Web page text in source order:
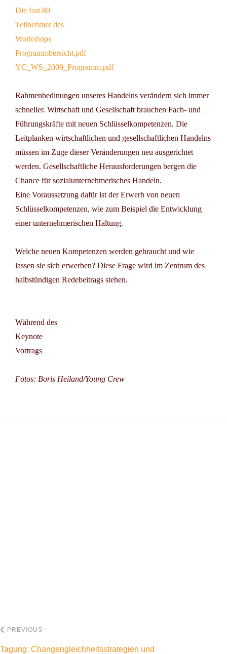
Die fast 80
Teilnehmer des
Workshops
Programmbersicht.pdf
YC_WS_2009_Programm.pdf
Rahmenbedinungen unseres Handelns verändern sich immer
schneller. Wirtschaft und Gesellschaft brauchen Fach- und
Führungskräfte mit neuen Schlüsselkompetenzen. Die
Leitplanken wirtschaftlichen und gesellschaftlichen Handelns
müssen im Zuge dieser Veränderungen neu ausgerichtet
werden. Gesellschaftliche Herausforderungen bergen die
Chance für sozialunternehmerisches Handeln.
Eine Voraussetzung dafür ist der Erwerb von neuen
Schlüsselkompetenzen, wie zum Beispiel die Entwicklung
einer unternehmerischen Haltung.
Welche neuen Kompetenzen werden gebraucht und wie
lassen sie sich erwerben? Diese Frage wird im Zentrum des
halbstündigen Redebeitrags stehen.
Während des
Keynote
Vortrags
Fotos: Boris Heiland/Young Crew
Beitragsnavigation
PREVIOUS
Tagung: Changengleichheitsstrategien und